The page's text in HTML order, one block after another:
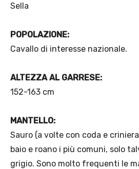
Sella
POPOLAZIONE:
Cavallo di interesse nazionale.
ALTEZZA AL GARRESE:
152-163 cm
MANTELLO:
Sauro (a volte con coda e
baio e roano i più comuni, solo
grigio. Sono molto frequenti le